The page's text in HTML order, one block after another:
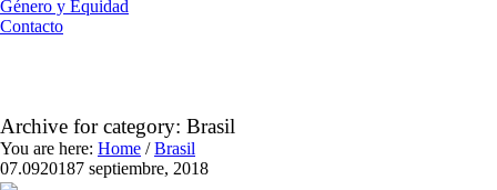
Género y Equidad
Contacto
Archive for category: Brasil
You are here: Home /Brasil
07.0920187 septiembre, 2018